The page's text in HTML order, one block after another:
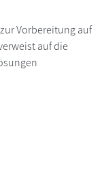
Vorbereitung auf
auf die